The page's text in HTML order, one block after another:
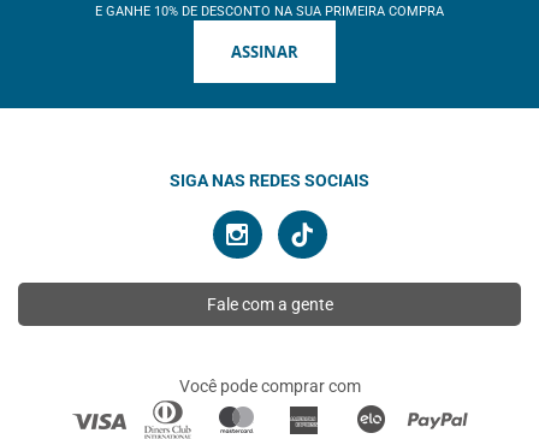
E GANHE 10% DE DESCONTO NA SUA PRIMEIRA COMPRA
ASSINAR
SIGA NAS REDES SOCIAIS
Fale com a gente
Você pode comprar com